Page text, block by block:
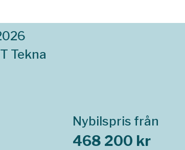
Tekna
Nybilspris från
468 200 kr